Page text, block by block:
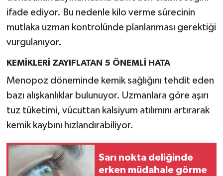
ifade ediyor. Bu nedenle kilo verme sürecinin
mutlaka uzman kontrolünde planlanması gerektiği
vurgulanıyor.
KEMİKLERİ ZAYIFLATAN 5 ÖNEMLİ HATA
Menopoz döneminde kemik sağlığını tehdit eden
bazı alışkanlıklar bulunuyor. Uzmanlara göre aşırı
tuz tüketimi, vücuttan kalsiyum atılımını artırarak
kemik kaybını hızlandırabiliyor.
Sarı nokta deliğinde
erken müdahale görme